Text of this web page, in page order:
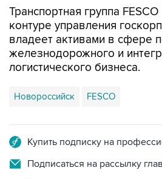
Транспортная группа
контуре управления
владеет активами в сфере
железнодорожного и
логистического бизнеса.
Новороссийск FESCO
Купить подписку на
Подписаться на рассылку